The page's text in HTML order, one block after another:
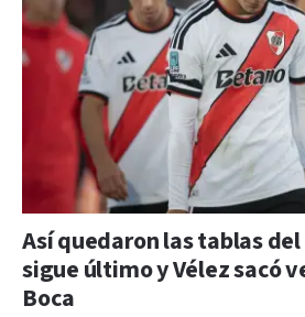
Así quedaron las tablas
sigue último y Vélez sacó
Boca